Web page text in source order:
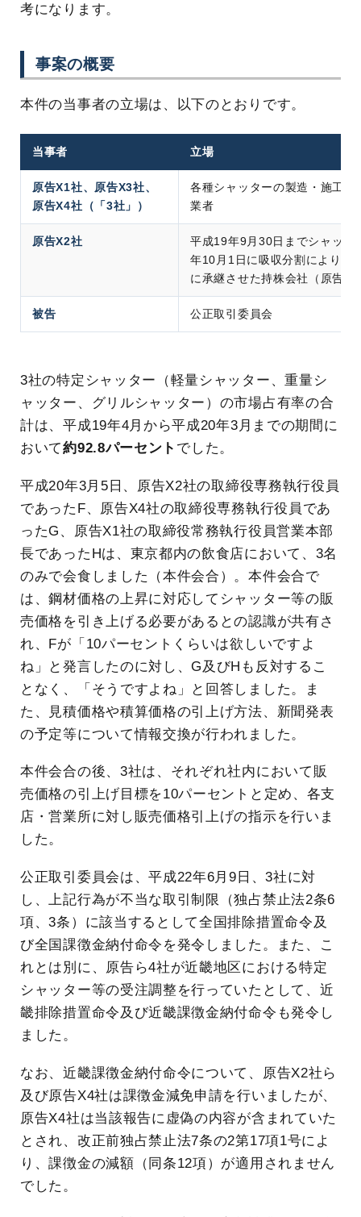
考になります。
事案の概要
本件の当事者の立場は、以下のとおりです。
当事者 立場
原告X1社、原告X3社、
原告X4社（「3社」）
各種シャッターの製造・施工・
業者
原告X2社
平成19年9月30日までシャッタ
年10月1日に吸収分割により当
に承継させた持株会社（原告
被告 公正取引委員会
3社の特定シャッター（軽量シャッター、重量シ
ャッター、グリルシャッター）の市場占有率の合
計は、平成19年4月から平成20年3月までの期間に
おいて約92.8パーセント でした。
平成20年3月5日、原告X2社の取締役専務執行役員
であったF、原告X4社の取締役専務執行役員であ
ったG、原告X1社の取締役常務執行役員営業本部
長であったHは、東京都内の飲食店において、3名
のみで会食しました（本件会合）。本件会合で
は、鋼材価格の上昇に対応してシャッター等の販
売価格を引き上げる必要があるとの認識が共有さ
れ、Fが「10パーセントくらいは欲しいですよ
ね」と発言したのに対し、G及びHも反対するこ
となく、「そうですよね」と回答しました。ま
た、見積価格や積算価格の引上げ方法、新聞発表
の予定等について情報交換が行われました。
本件会合の後、3社は、それぞれ社内において販
売価格の引上げ目標を10パーセントと定め、各支
店・営業所に対し販売価格引上げの指示を行いま
した。
公正取引委員会は、平成22年6月9日、3社に対
し、上記行為が不当な取引制限（独占禁止法2条6
項、3条）に該当するとして全国排除措置命令及
び全国課徴金納付命令を発令しました。また、こ
れとは別に、原告ら4社が近畿地区における特定
シャッター等の受注調整を行っていたとして、近
畿排除措置命令及び近畿課徴金納付命令も発令し
ました。
なお、近畿課徴金納付命令について、原告X2社ら
及び原告X4社は課徴金減免申請を行いましたが、
原告X4社は当該報告に虚偽の内容が含まれていた
とされ、改正前独占禁止法7条の2第17項1号によ
り、課徴金の減額（同条12項）が適用されません
でした。